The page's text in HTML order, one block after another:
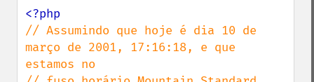
// Assumindo que hoje é dia 10 de
março de 2001, 17:16:18, e que
estamos no